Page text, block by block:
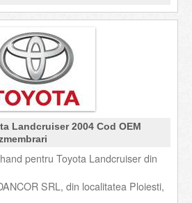
Landcruiser 2004 Cod OEM
pentru Toyota Landcruiser din
SRL, din localitatea Ploiesti,